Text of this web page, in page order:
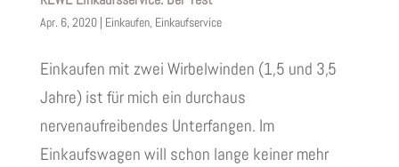
Apr. 6, 2020| Einkaufen, Einkaufservice
Einkaufen mit zwei Wirbelwinden (1,5 und 3,5
Jahre) ist für mich ein durchaus
nervenaufreibendes Unterfangen. Im
Einkaufswagen will schon lange keiner mehr